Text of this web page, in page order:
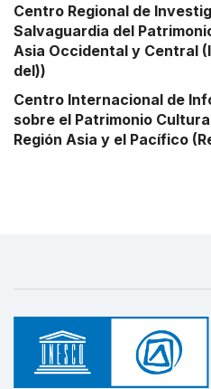
Centro Regional de
Salvaguardia del
Asia Occidental y Central
del))
Centro Internacional de
sobre el Patrimonio
Región Asia y el Pacífico